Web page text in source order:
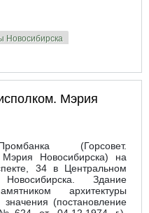
Новосибирска
Мэрия
(Горсовет.
Мэрия Новосибирска) на
34 в Центральном
Здание
архитектуры
(постановление